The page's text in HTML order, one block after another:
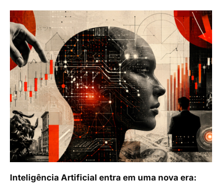
Inteligência Artificial entra em uma nova era: